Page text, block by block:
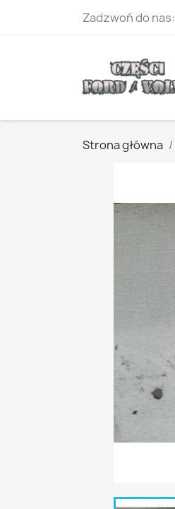
Zadzwoń do nas:
Strona główna